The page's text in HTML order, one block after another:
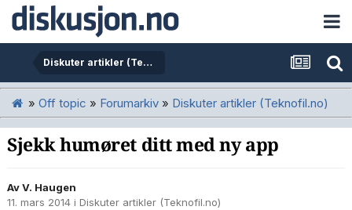
Diskuter artikler (Teknofil.no)
» Off topic » Forumarkiv » Diskuter artikler (Teknofil.no)
Sjekk humøret ditt med ny app
AvV. Haugen
11. mars 2014 i Diskuter artikler (Teknofil.no)